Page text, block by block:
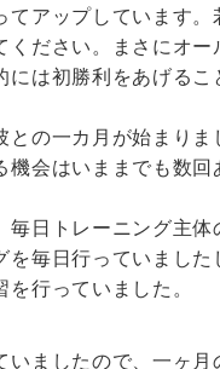
アップしています
ださい。まさにオー
は初勝利をあげる
の一カ月が始まり
会はいままでも数
日トレーニング主
毎日行っていまし
行っていました。
ましたので、一ヶ